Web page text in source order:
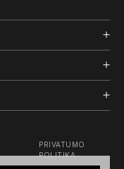
PRIVATUMO
POLITIKA